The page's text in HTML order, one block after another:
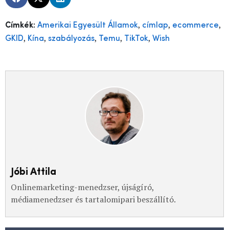
Címkék: Amerikai Egyesült Államok, címlap, ecommerce,
GKID, Kína, szabályozás, Temu, TikTok, Wish
Jóbi Attila
Onlinemarketing-menedzser, újságíró,
médiamenedzser és tartalomipari beszállító.